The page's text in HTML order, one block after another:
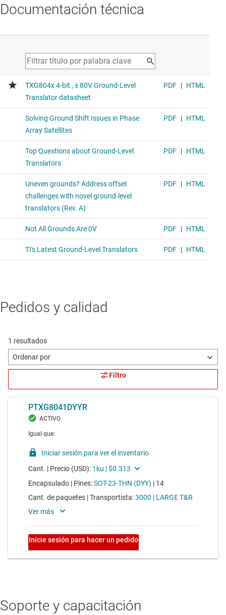
Documentación técnica
Pedidos y calidad
Soporte y capacitación